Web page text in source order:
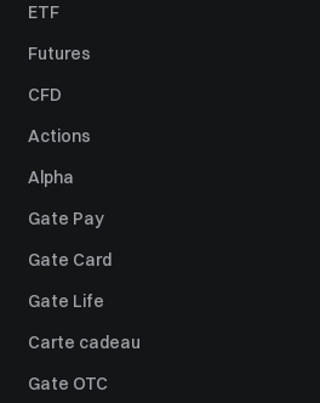
ETF
Futures
CFD
Actions
Alpha
Gate Pay
Gate Card
Gate Life
Carte cadeau
Gate OTC